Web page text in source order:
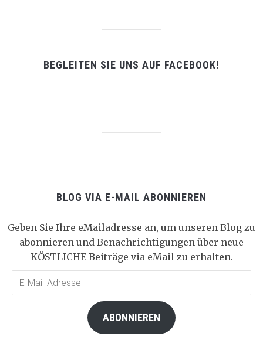
BEGLEITEN SIE UNS AUF FACEBOOK!
BLOG VIA E-MAIL ABONNIEREN
Geben Sie Ihre eMailadresse an, um unseren Blog zu
abonnieren und Benachrichtigungen über neue
KÖSTLICHE Beiträge via eMail zu erhalten.
ABONNIEREN